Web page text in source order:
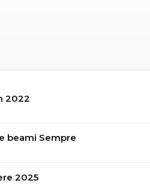
2022
beami Sempre
2025